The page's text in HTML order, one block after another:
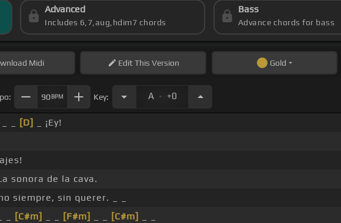
Advanced
Includes 6,7,aug,hdim7 chords
Bass
Advance chords for bass
Midi EditThis Version Gold
90BPM Key: A . +0
[D]
_ ¡Ey!
sonora de la cava.
siempre, sin querer. _ _
[C#m] [F#m] [C#m]